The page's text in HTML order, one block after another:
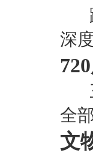
跨
深
三
全
文